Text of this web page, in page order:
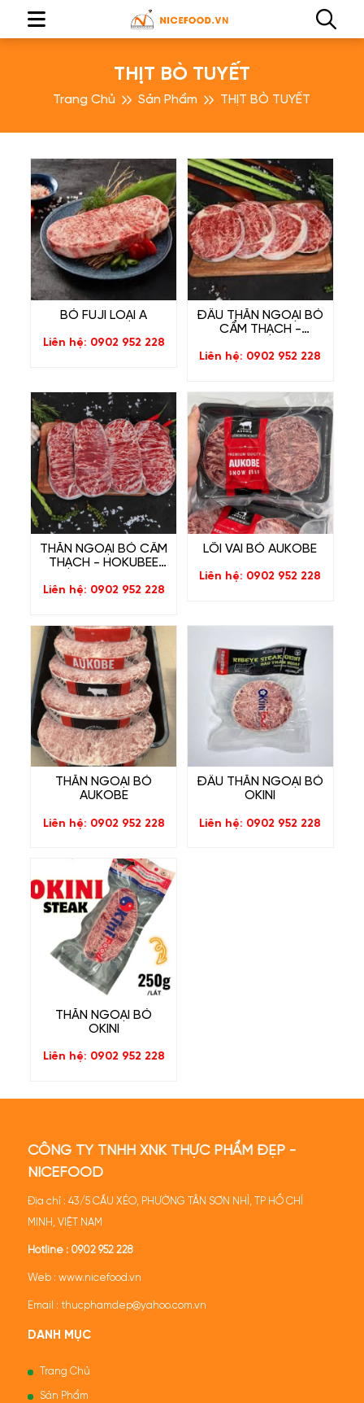
THỊT BÒ TUYẾT
Trang Chủ Sản Phẩm THỊT BÒ TUYẾT
BÒ FUJI LOẠI A
Liên hệ: 0902 952 228
ĐẦU THĂN NGOẠI BÒ
CẨM THẠCH -
Liên hệ: 0902 952 228
THĂN NGOẠI BÒ CẨM
THẠCH - HOKUBEE
Liên hệ: 0902 952 228
LÕI VAI BÒ AUKOBE
Liên hệ: 0902 952 228
THĂN NGOẠI BÒ
AUKOBE
Liên hệ: 0902 952 228
ĐẦU THĂN NGOẠI BÒ
OKINI
Liên hệ: 0902 952 228
THĂN NGOẠI BÒ
OKINI
Liên hệ: 0902 952 228
CÔNG TY TNHH XNK THỰC PHẨM ĐẸP -
NICEFOOD
Địa chỉ : 43/5 CẦU XÉO, PHƯỜNG TÂN SƠN NHÌ, TP HỒ CHÍ
MINH, VIỆT NAM
Hotline : 0902 952 228
Web : www.nicefood.vn
Email : thucphamdep@yahoo.com.vn
DANH MỤC
Trang Chủ
Sản Phẩm